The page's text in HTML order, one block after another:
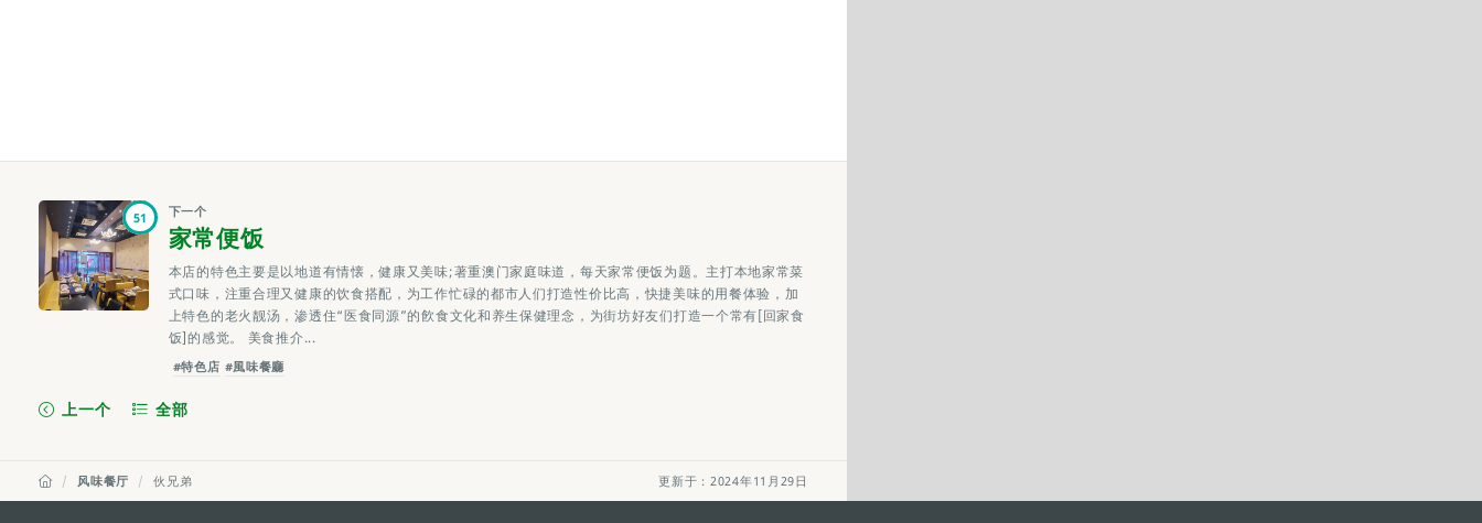
51 下一个
家常便饭
本店的特色主要是以地道有情懐，健康又美味;著重澳门家庭味道，每天家常便饭为题。主打本地家常菜
式口味，注重合理又健康的饮食搭配，为工作忙碌的都市人们打造性价比高，快捷美味的用餐体验，加
上特色的老火靓汤，渗透住“医食同源”的飮食文化和养生保健理念，为街坊好友们打造一个常有[回家食
饭]的感觉。 美食推介...
#特色店 #風味餐廳
上一个 全部
更新于：2024年11月29日
风味餐厅 伙兄弟